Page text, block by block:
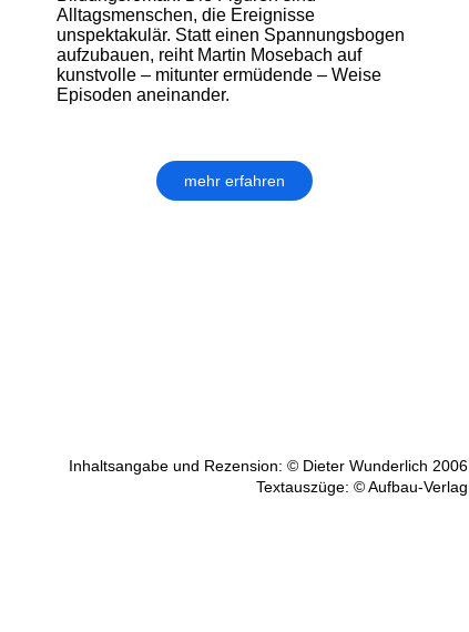
Alltagsmenschen, die Ereignisse
unspektakulär. Statt einen Spannungsbogen
aufzubauen, reiht Martin Mosebach auf
kunstvolle – mitunter ermüdende – Weise
Episoden aneinander.
mehr erfahren
Inhaltsangabe und Rezension: © Dieter Wunderlich 2006
Textauszüge: © Aufbau-Verlag